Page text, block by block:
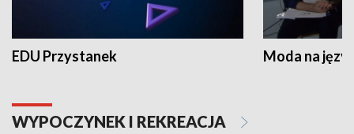
EDU Przystanek Moda na
WYPOCZYNEK I REKREACJA